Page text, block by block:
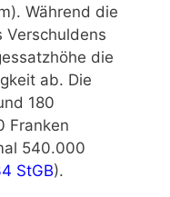
Während die
Verschuldens
die
ab. Die
180
Franken
540.000
StGB).